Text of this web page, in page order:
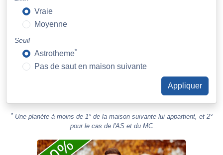
Vraie
Moyenne
Seuil
Astrotheme*
Pas de saut en maison suivante
*Une planète à moins de 1° de la maison suivante lui appartient, et 2°
pour le cas de l'AS et du MC